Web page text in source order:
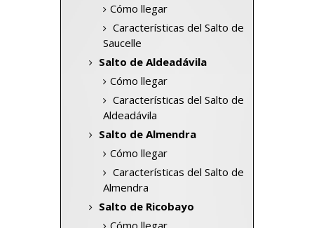
Cómo llegar
Características del Salto de
Saucelle
Salto de Aldeadávila
Cómo llegar
Características del Salto de
Aldeadávila
Salto de Almendra
Cómo llegar
Características del Salto de
Almendra
Salto de Ricobayo
Cómo llegar